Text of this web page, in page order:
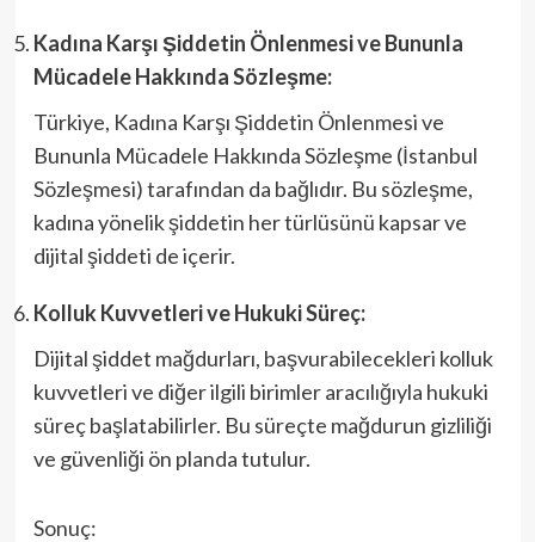
Kadına Karşı Şiddetin Önlenmesi ve Bununla
Mücadele Hakkında Sözleşme:
Türkiye, Kadına Karşı Şiddetin Önlenmesi ve
Bununla Mücadele Hakkında Sözleşme (İstanbul
Sözleşmesi) tarafından da bağlıdır. Bu sözleşme,
kadına yönelik şiddetin her türlüsünü kapsar ve
dijital şiddeti de içerir.
Kolluk Kuvvetleri ve Hukuki Süreç:
Dijital şiddet mağdurları, başvurabilecekleri kolluk
kuvvetleri ve diğer ilgili birimler aracılığıyla hukuki
süreç başlatabilirler. Bu süreçte mağdurun gizliliği
ve güvenliği ön planda tutulur.
Sonuç: